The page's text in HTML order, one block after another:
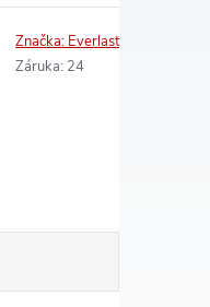
Značka: Everlast
Záruka: 24